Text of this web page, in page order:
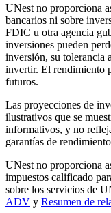
UNest no proporciona
bancarios ni sobre
FDIC u otra agencia
inversiones pueden
inversión, su tolerancia
invertir. El rendimiento
futuros.
Las proyecciones de
ilustrativos que se
informativos, y no
garantías de
UNest no proporciona
impuestos calificado
sobre los servicios de
ADV y Resumen de